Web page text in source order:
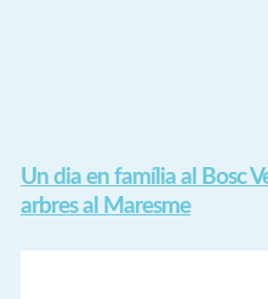
Un dia en família al Bosc
arbres al Maresme